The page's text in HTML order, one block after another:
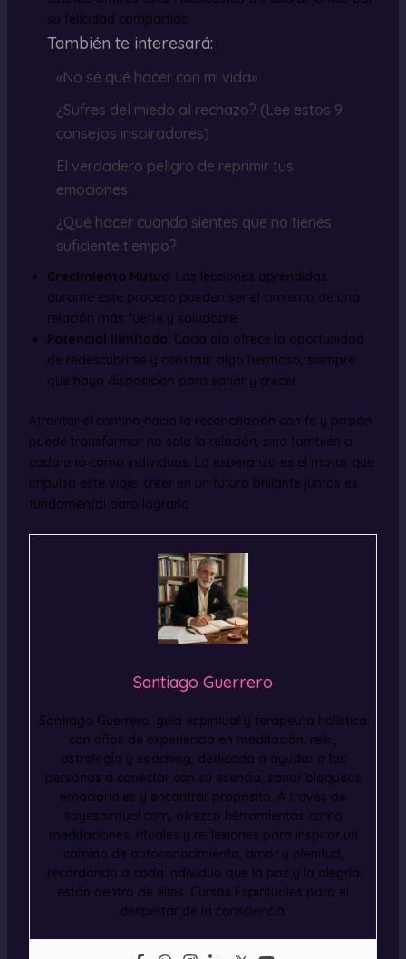
su felicidad compartida.
También te interesará:
«No sé qué hacer con mi vida»
¿Sufres del miedo al rechazo? (Lee estos 9
consejos inspiradores)
El verdadero peligro de reprimir tus
emociones
¿Qué hacer cuando sientes que no tienes
suficiente tiempo?
Crecimiento Mutuo: Las lecciones aprendidas
durante este proceso pueden ser el cimiento de una
relación más fuerte y saludable.
Potencial Ilimitado: Cada día ofrece la oportunidad
de redescubrirse y construir algo hermoso, siempre
que haya disposición para sanar y crecer.
Afrontar el camino hacia la reconciliación con fe y pasión
puede transformar no solo la relación, sino también a
cada uno como individuos. La esperanza es el motor que
impulsa este viaje; creer en un futuro brillante juntos es
fundamental para lograrlo.
Santiago Guerrero
Santiago Guerrero, guía espiritual y terapeuta holística
con años de experiencia en meditación, reiki,
astrología y coaching, dedicada a ayudar a las
personas a conectar con su esencia, sanar bloqueos
emocionales y encontrar propósito. A través de
soyespiritual.com, ofrezco herramientas como
meditaciones, rituales y reflexiones para inspirar un
camino de autoconocimiento, amor y plenitud,
recordando a cada individuo que la paz y la alegría
están dentro de ellos. Cursos Espirituales para el
despertar de la consciencia.